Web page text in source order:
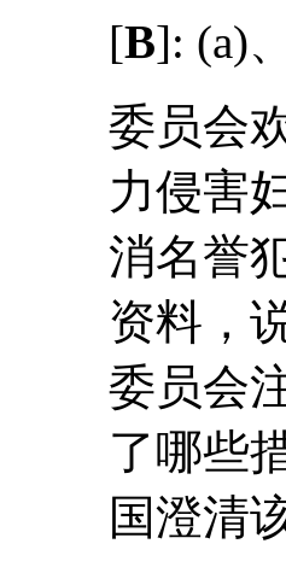
[B]: (a)
委员会
力侵害
消名誉
资料，
委员会
了哪些
国澄清